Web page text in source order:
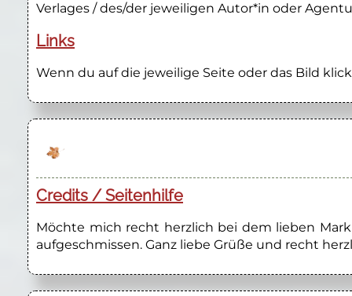
Verlages / des/der jeweiligen Autor*in oder
Links
Wenn du auf die jeweilige Seite oder das Bild
Credits / Seitenhilfe
Möchte mich recht herzlich bei dem lieben
aufgeschmissen. Ganz liebe Grüße und recht